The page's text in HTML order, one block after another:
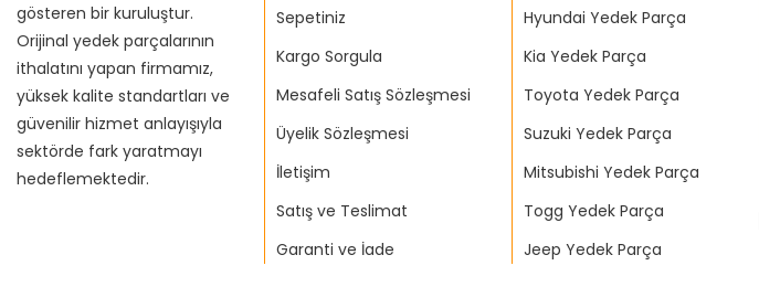
gösteren bir kuruluştur.
Orijinal yedek parçalarının
ithalatını yapan firmamız,
yüksek kalite standartları ve
güvenilir hizmet anlayışıyla
sektörde fark yaratmayı
hedeflemektedir.
Sepetiniz
Kargo Sorgula
Mesafeli Satış Sözleşmesi
Üyelik Sözleşmesi
İletişim
Satış ve Teslimat
Garanti ve İade
Hyundai Yedek Parça
Kia Yedek Parça
Toyota Yedek Parça
Suzuki Yedek Parça
Mitsubishi Yedek Parça
Togg Yedek Parça
Jeep Yedek Parça